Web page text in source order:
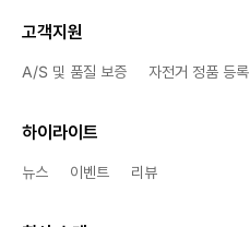
고객지원
A/S 및 품질 보증 자전거 정품 등록
하이라이트
뉴스 이벤트 리뷰